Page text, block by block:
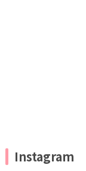
Instagram